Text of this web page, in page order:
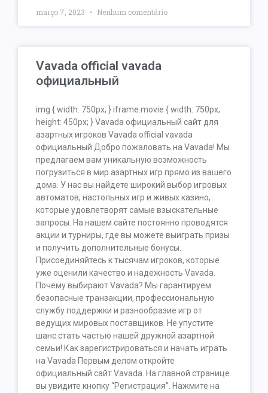
março 7, 2023 Nenhum comentário
Vavada official vavada
официальный
img { width: 750px; } iframe.movie { width: 750px;
height: 450px; } Vavada официальный сайт для
азартных игроков Vavada official vavada
официальный Добро пожаловать на Vavada! Мы
предлагаем вам уникальную возможность
погрузиться в мир азартных игр прямо из вашего
дома. У нас вы найдете широкий выбор игровых
автоматов, настольных игр и живых казино,
которые удовлетворят самые взыскательные
запросы. На нашем сайте постоянно проводятся
акции и турниры, где вы можете выиграть призы
и получить дополнительные бонусы.
Присоединяйтесь к тысячам игроков, которые
уже оценили качество и надежность Vavada.
Почему выбирают Vavada? Мы гарантируем
безопасные транзакции, профессиональную
службу поддержки и разнообразие игр от
ведущих мировых поставщиков. Не упустите
шанс стать частью нашей дружной азартной
семьи! Как зарегистрироваться и начать играть
на Vavada Первым делом откройте
официальный сайт Vavada. На главной странице
вы увидите кнопку “Регистрация”. Нажмите на